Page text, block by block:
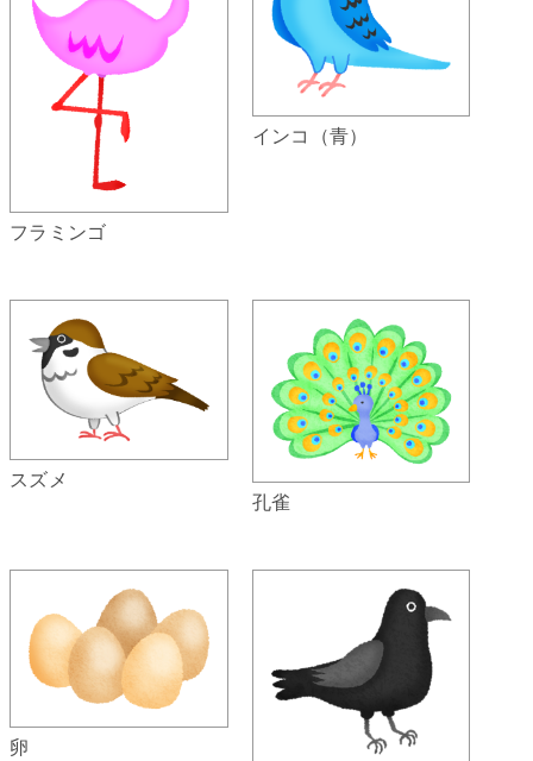
フラミンゴ
インコ（青）
スズメ
孔雀
卵